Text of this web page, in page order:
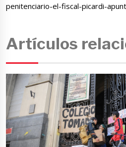
penitenciario-el-fiscal-picardi-
Artículos